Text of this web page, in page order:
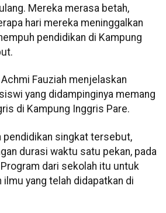
Mereka merasa betah,
hari mereka meninggalkan
pendidikan di Kampung
Fauziah menjelaskan
yang didampinginya memang
di Kampung Inggris Pare.
pendidikan singkat tersebut,
durasi waktu satu pekan, pada
dari sekolah itu untuk
ilmu yang telah didapatkan di